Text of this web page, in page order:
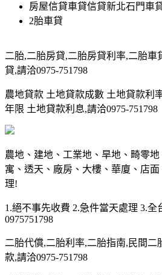
房屋信貸車貸信貸新北石門車
2胎車貸
二胎,二胎房貸,二胎房貸利率,二胎車
貸,請洽0975-751798
農地貸款 土地貸款成數 土地貸款利
年限 土地貸款利息,請洽0975-751798
農地、建地、工業地、旱地、畸零
寓、透天、廠房、大樓、華廈、店
理!
1.絕不事先收費 2.急件當天處理 3.
0975751798
二胎代償,二胎利率,二胎指南,民間二
款,請洽0975-751798